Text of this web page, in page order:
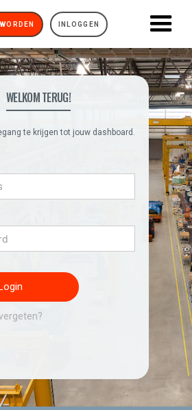
INLOGGEN
WELKOM TERUG!
te krijgen tot jouw dashboard.